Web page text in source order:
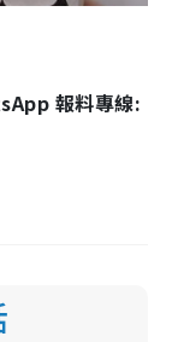
報料專線: